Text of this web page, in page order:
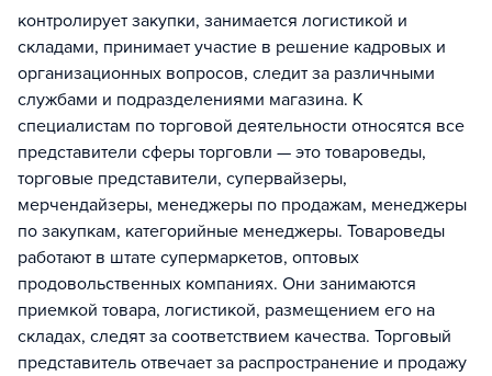
контролирует закупки, занимается логистикой и
складами, принимает участие в решение кадровых и
организационных вопросов, следит за различными
службами и подразделениями магазина. К
специалистам по торговой деятельности относятся все
представители сферы торговли — это товароведы,
торговые представители, супервайзеры,
мерчендайзеры, менеджеры по продажам, менеджеры
по закупкам, категорийные менеджеры. Товароведы
работают в штате супермаркетов, оптовых
продовольственных компаниях. Они занимаются
приемкой товара, логистикой, размещением его на
складах, следят за соответствием качества. Торговый
представитель отвечает за распространение и продажу